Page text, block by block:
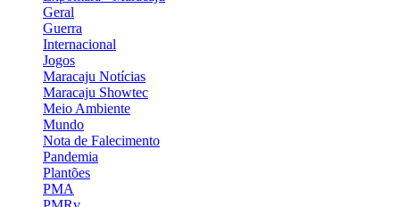
Geral
Guerra
Internacional
Jogos
Maracaju Notícias
Maracaju Showtec
Meio Ambiente
Mundo
Nota de Falecimento
Pandemia
Plantões
PMA